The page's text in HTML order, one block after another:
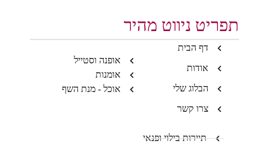
תפריט ניווט מהיר
דף הבית
אודות
הבלוג שלי
צרו קשר
אופנה וסטייל
אומנות
אוכל - מנת השף
תיירות בילוי ופנאי